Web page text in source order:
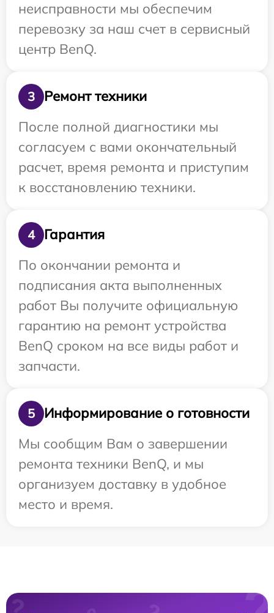
неисправности мы обеспечим
перевозку за наш счет в сервисный
центр BenQ.
3
Ремонт техники
После полной диагностики мы
согласуем с вами окончательный
расчет, время ремонта и приступим
к восстановлению техники.
4
Гарантия
По окончании ремонта и
подписания акта выполненных
работ Вы получите официальную
гарантию на ремонт устройства
BenQ сроком на все виды работ и
запчасти.
5
Информирование о готовности
Мы сообщим Вам о завершении
ремонта техники BenQ, и мы
организуем доставку в удобное
место и время.